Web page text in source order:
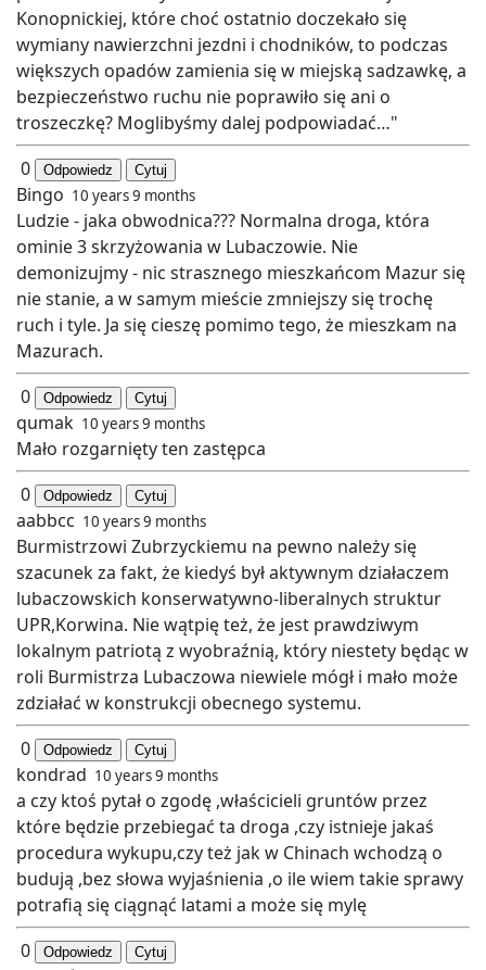
Konopnickiej, które choć ostatnio doczekało się
wymiany nawierzchni jezdni i chodników, to podczas
większych opadów zamienia się w miejską sadzawkę, a
bezpieczeństwo ruchu nie poprawiło się ani o
troszeczkę? Moglibyśmy dalej podpowiadać…"
0
Odpowiedz Cytuj
Bingo 10 years 9 months
Ludzie - jaka obwodnica??? Normalna droga, która
ominie 3 skrzyżowania w Lubaczowie. Nie
demonizujmy - nic strasznego mieszkańcom Mazur się
nie stanie, a w samym mieście zmniejszy się trochę
ruch i tyle. Ja się cieszę pomimo tego, że mieszkam na
Mazurach.
0
Odpowiedz Cytuj
qumak 10 years 9 months
Mało rozgarnięty ten zastępca
0
Odpowiedz Cytuj
aabbcc 10 years 9 months
Burmistrzowi Zubrzyckiemu na pewno należy się
szacunek za fakt, że kiedyś był aktywnym działaczem
lubaczowskich konserwatywno-liberalnych struktur
UPR,Korwina. Nie wątpię też, że jest prawdziwym
lokalnym patriotą z wyobraźnią, który niestety będąc w
roli Burmistrza Lubaczowa niewiele mógł i mało może
zdziałać w konstrukcji obecnego systemu.
0
Odpowiedz Cytuj
kondrad 10 years 9 months
a czy ktoś pytał o zgodę ,właścicieli gruntów przez
które będzie przebiegać ta droga ,czy istnieje jakaś
procedura wykupu,czy też jak w Chinach wchodzą o
budują ,bez słowa wyjaśnienia ,o ile wiem takie sprawy
potrafią się ciągnąć latami a może się mylę
0
Odpowiedz Cytuj